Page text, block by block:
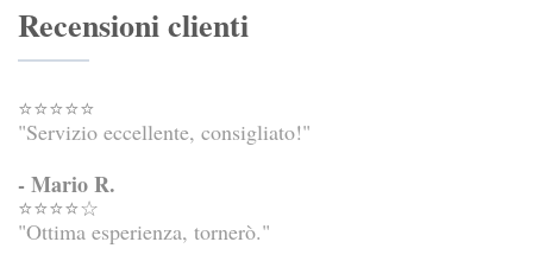
Recensioni clienti
⭐⭐⭐⭐⭐
"Servizio eccellente, consigliato!"
- Mario R.
⭐⭐⭐⭐☆
"Ottima esperienza, tornerò."